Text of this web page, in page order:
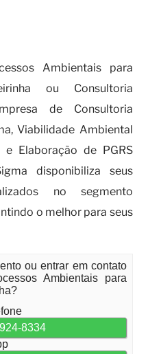
Ambientais para
ou Consultoria
de Consultoria
Viabilidade Ambiental
Elaboração de PGRS
disponibiliza seus
no segmento
o melhor para seus
ou entrar em contato
Ambientais para
8334